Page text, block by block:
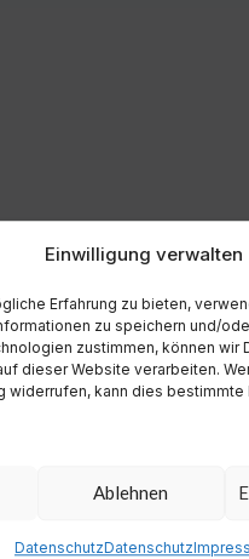
Einwilligung verwalten
Erfahrung zu bieten,
zu speichern und/
zustimmen, können wir
dieser Website verarbeiten.
widerrufen, kann dies bestimmte
Ablehnen
DatenschutzDatenschutz